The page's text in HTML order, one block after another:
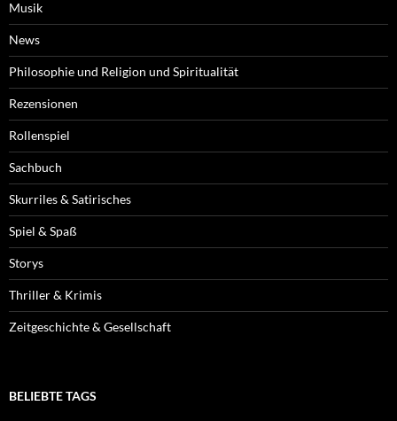
Musik
News
Philosophie und Religion und Spiritualität
Rezensionen
Rollenspiel
Sachbuch
Skurriles & Satirisches
Spiel & Spaß
Storys
Thriller & Krimis
Zeitgeschichte & Gesellschaft
BELIEBTE TAGS